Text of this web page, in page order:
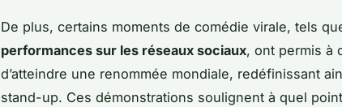
De plus, certains moments de comédie virale, tels
performances sur les réseaux sociaux, ont permis à
d’atteindre une renommée mondiale, redéfinissant
stand-up. Ces démonstrations soulignent à quel